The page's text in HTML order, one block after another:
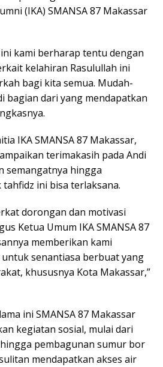
(IKA) SMANSA 87 Makassar
kami berharap tentu dengan
kelahiran Rasulullah ini
bagi kita semua. Mudah-
bagian dari yang mendapatkan
IKA SMANSA 87 Makassar,
terimakasih pada Andi
semangatnya hingga
ini bisa terlaksana.
dorongan dan motivasi
Ketua Umum IKA SMANSA 87
memberikan kami
senantiasa berbuat yang
khususnya Kota Makassar,”
ini SMANSA 87 Makassar
kegiatan sosial, mulai dari
pembagunan sumur bor
mendapatkan akses air